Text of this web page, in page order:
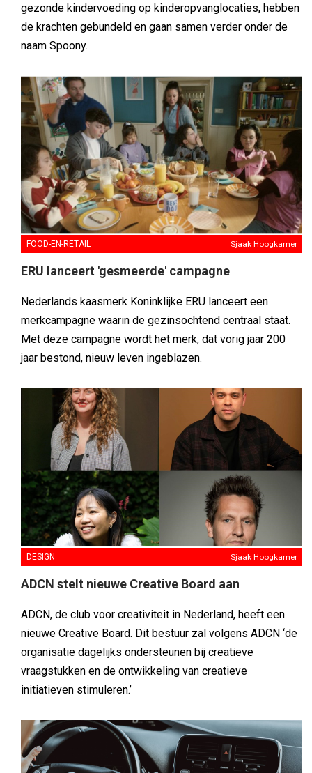
gezonde kindervoeding op kinderopvanglocaties, hebben
de krachten gebundeld en gaan samen verder onder de
naam Spoony.
FOOD-EN-RETAIL Sjaak Hoogkamer
ERU lanceert 'gesmeerde' campagne
Nederlands kaasmerk Koninklijke ERU lanceert een
merkcampagne waarin de gezinsochtend centraal staat.
Met deze campagne wordt het merk, dat vorig jaar 200
jaar bestond, nieuw leven ingeblazen.
DESIGN Sjaak Hoogkamer
ADCN stelt nieuwe Creative Board aan
ADCN, de club voor creativiteit in Nederland, heeft een
nieuwe Creative Board. Dit bestuur zal volgens ADCN ‘de
organisatie dagelijks ondersteunen bij creatieve
vraagstukken en de ontwikkeling van creatieve
initiatieven stimuleren.’